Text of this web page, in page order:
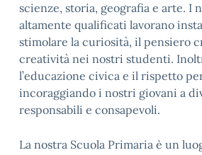
scienze, storia, geografia e arte. I
altamente qualificati lavorano
stimolare la curiosità, il pensiero
creatività nei nostri studenti.
l’educazione civica e il rispetto
incoraggiando i nostri giovani a
responsabili e consapevoli.
La nostra Scuola Primaria è un